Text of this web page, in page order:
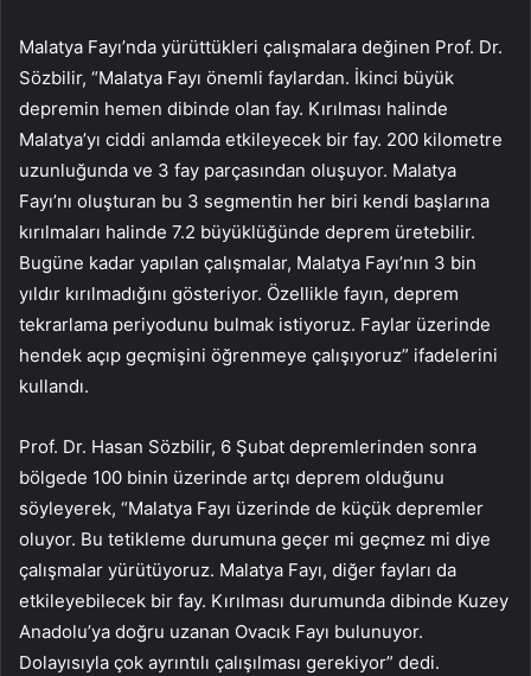
Malatya Fayı’nda yürüttükleri çalışmalara değinen Prof. Dr.
Sözbilir, “Malatya Fayı önemli faylardan. İkinci büyük
depremin hemen dibinde olan fay. Kırılması halinde
Malatya’yı ciddi anlamda etkileyecek bir fay. 200 kilometre
uzunluğunda ve 3 fay parçasından oluşuyor. Malatya
Fayı’nı oluşturan bu 3 segmentin her biri kendi başlarına
kırılmaları halinde 7.2 büyüklüğünde deprem üretebilir.
Bugüne kadar yapılan çalışmalar, Malatya Fayı’nın 3 bin
yıldır kırılmadığını gösteriyor. Özellikle fayın, deprem
tekrarlama periyodunu bulmak istiyoruz. Faylar üzerinde
hendek açıp geçmişini öğrenmeye çalışıyoruz” ifadelerini
kullandı.
Prof. Dr. Hasan Sözbilir, 6 Şubat depremlerinden sonra
bölgede 100 binin üzerinde artçı deprem olduğunu
söyleyerek, “Malatya Fayı üzerinde de küçük depremler
oluyor. Bu tetikleme durumuna geçer mi geçmez mi diye
çalışmalar yürütüyoruz. Malatya Fayı, diğer fayları da
etkileyebilecek bir fay. Kırılması durumunda dibinde Kuzey
Anadolu’ya doğru uzanan Ovacık Fayı bulunuyor.
Dolayısıyla çok ayrıntılı çalışılması gerekiyor” dedi.